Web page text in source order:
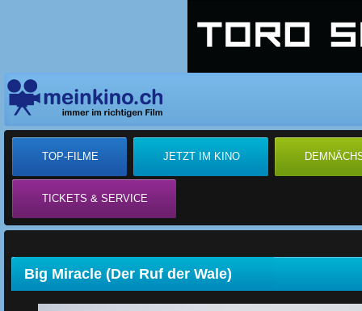
TOP-FILME JETZT IM KINO
TICKETS & SERVICE
Big Miracle (Der Ruf der Wale)